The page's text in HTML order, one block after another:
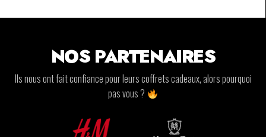
NOS PARTENAIRES
Ils nous ont fait confiance pour leurs coffrets cadeaux, alors pourquoi
pas vous ?